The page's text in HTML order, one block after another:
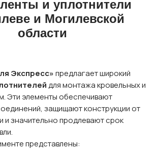
и уплотнители
и Могилевской
области
Экспресс»предлагает широкий
для монтажа кровельных и
Эти элементы обеспечивают
защищают конструкции от
и значительно продлевают срок
представлены: